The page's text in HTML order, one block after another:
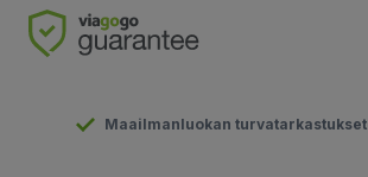
Maailmanluokan turvatarkastukset